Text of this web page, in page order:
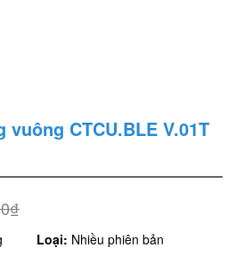
CTCU.BLE V.01T
Loại: Nhiều phiên bản